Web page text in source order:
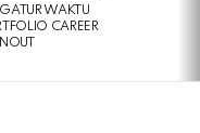
WAKTU
CAREER